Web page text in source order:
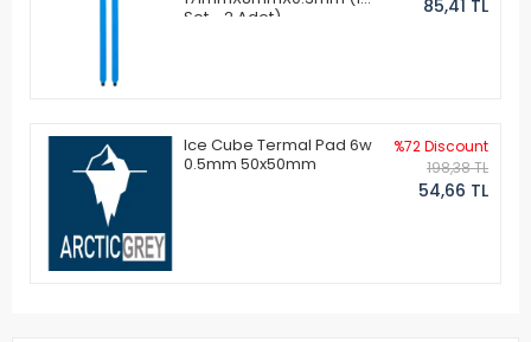
Set - 2 Adet)
85,41 TL
Ice Cube Termal Pad 6w
0.5mm 50x50mm
%72 Discount
198,38 TL
54,66 TL